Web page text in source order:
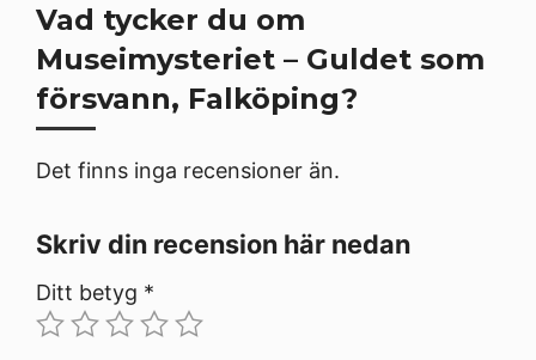
Vad tycker du om
Museimysteriet – Guldet som
försvann, Falköping?
Det finns inga recensioner än.
Skriv din recension här nedan
Ditt betyg *